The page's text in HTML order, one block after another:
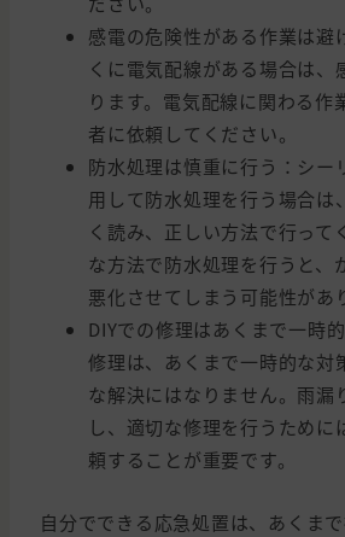
感電の危険性がある作業は避
くに電気配線がある場合は、
ります。電気配線に関わる作
者に依頼してください。
防水処理は慎重に行う：シー
用して防水処理を行う場合は
く読み、正しい方法で行って
な方法で防水処理を行うと、
悪化させてしまう可能性があ
DIYでの修理はあくまで一時
修理は、あくまで一時的な対
な解決にはなりません。雨漏
し、適切な修理を行うために
頼することが重要です。
自分でできる応急処置は、あくま